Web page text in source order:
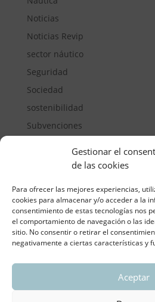
Gestionar el
de las cookies
Para ofrecer las mejores experiencias,
cookies para almacenar y/o acceder a la
consentimiento de estas tecnologías nos
el comportamiento de navegación o las
sitio. No consentir o retirar el
negativamente a ciertas características y
Aceptar
Noticias
Noticias Revip
sector náutico
Seguridad
Sociedad
sostenibilidad
Subvenciones
ASOCIACIÓN REGIONAL